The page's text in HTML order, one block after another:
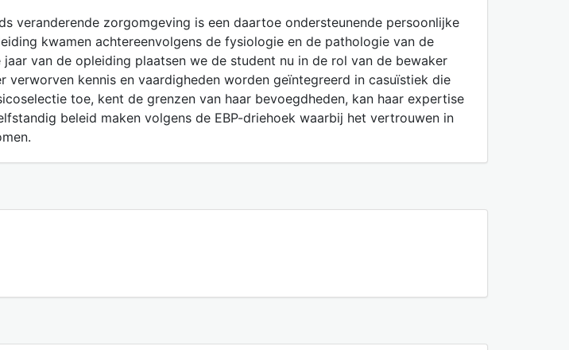
veranderende zorgomgeving is een daartoe ondersteunende persoonlijke
kwamen achtereenvolgens de fysiologie en de pathologie van de
van de opleiding plaatsen we de student nu in de rol van de bewaker
kennis en vaardigheden worden geïntegreerd in casuïstiek die
toe, kent de grenzen van haar bevoegdheden, kan haar expertise
beleid maken volgens de EBP-driehoek waarbij het vertrouwen in